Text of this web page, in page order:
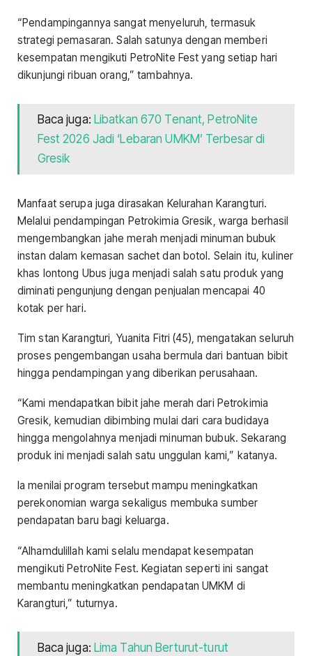
“Pendampingannya sangat menyeluruh, termasuk
strategi pemasaran. Salah satunya dengan memberi
kesempatan mengikuti PetroNite Fest yang setiap hari
dikunjungi ribuan orang,” tambahnya.
Baca juga: Libatkan 670 Tenant, PetroNite
Fest 2026 Jadi ‘Lebaran UMKM’ Terbesar di
Gresik
Manfaat serupa juga dirasakan Kelurahan Karangturi.
Melalui pendampingan Petrokimia Gresik, warga berhasil
mengembangkan jahe merah menjadi minuman bubuk
instan dalam kemasan sachet dan botol. Selain itu, kuliner
khas lontong Ubus juga menjadi salah satu produk yang
diminati pengunjung dengan penjualan mencapai 40
kotak per hari.
Tim stan Karangturi, Yuanita Fitri (45), mengatakan seluruh
proses pengembangan usaha bermula dari bantuan bibit
hingga pendampingan yang diberikan perusahaan.
“Kami mendapatkan bibit jahe merah dari Petrokimia
Gresik, kemudian dibimbing mulai dari cara budidaya
hingga mengolahnya menjadi minuman bubuk. Sekarang
produk ini menjadi salah satu unggulan kami,” katanya.
Ia menilai program tersebut mampu meningkatkan
perekonomian warga sekaligus membuka sumber
pendapatan baru bagi keluarga.
“Alhamdulillah kami selalu mendapat kesempatan
mengikuti PetroNite Fest. Kegiatan seperti ini sangat
membantu meningkatkan pendapatan UMKM di
Karangturi,” tuturnya.
Baca juga: Lima Tahun Berturut-turut